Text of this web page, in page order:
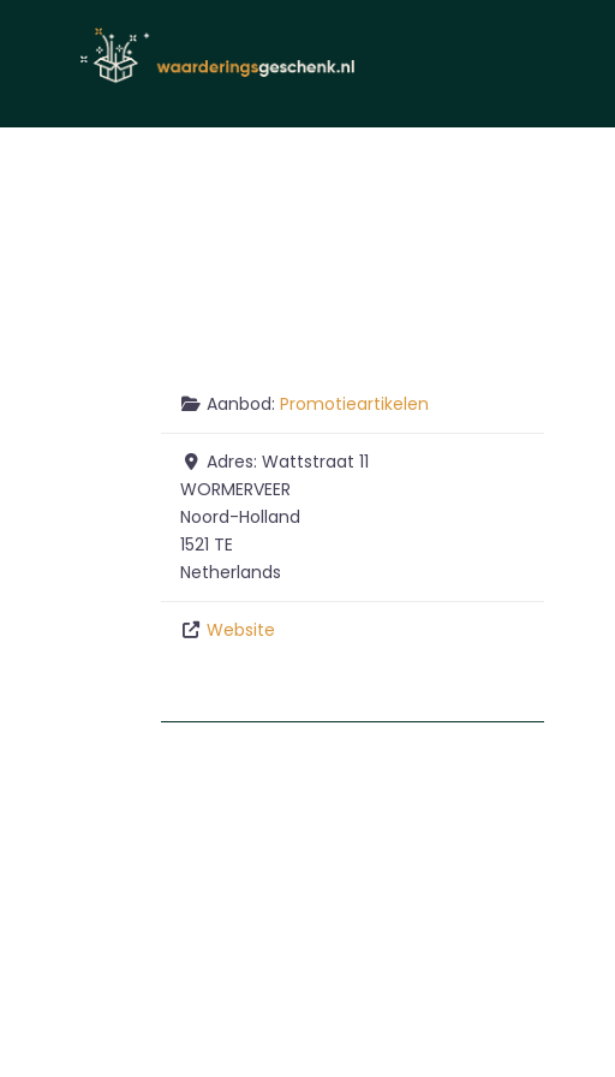
Aanbod: Promotieartikelen
Adres: Wattstraat 11
WORMERVEER
Noord-Holland
1521 TE
Netherlands
Website